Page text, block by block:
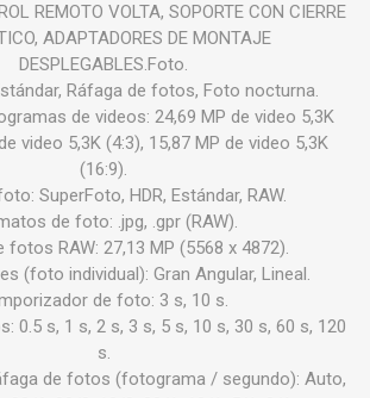
REMOTO VOLTA, SOPORTE CON CIERRE
ADAPTADORES DE MONTAJE
DESPLEGABLES.Foto.
Ráfaga de fotos, Foto nocturna.
de videos: 24,69 MP de video 5,3K
video 5,3K (4:3), 15,87 MP de video 5,3K
(16:9).
SuperFoto, HDR, Estándar, RAW.
de foto: .jpg, .gpr (RAW).
fotos RAW: 27,13 MP (5568 x 4872).
(foto individual): Gran Angular, Lineal.
de foto: 3 s, 10 s.
0.5 s, 1 s, 2 s, 3 s, 5 s, 10 s, 30 s, 60 s, 120
s.
de fotos (fotograma / segundo): Auto,